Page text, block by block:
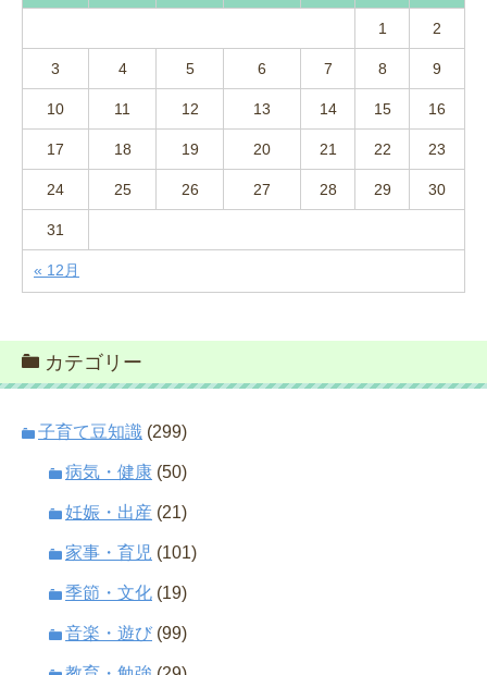
« 12月
1 2
3 4 5 6 7 8 9
10 11 12 13 14 15 16
17 18 19 20 21 22 23
24 25 26 27 28 29 30
31
カテゴリー
子育て豆知識 (299)
病気・健康 (50)
妊娠・出産 (21)
家事・育児 (101)
季節・文化 (19)
音楽・遊び (99)